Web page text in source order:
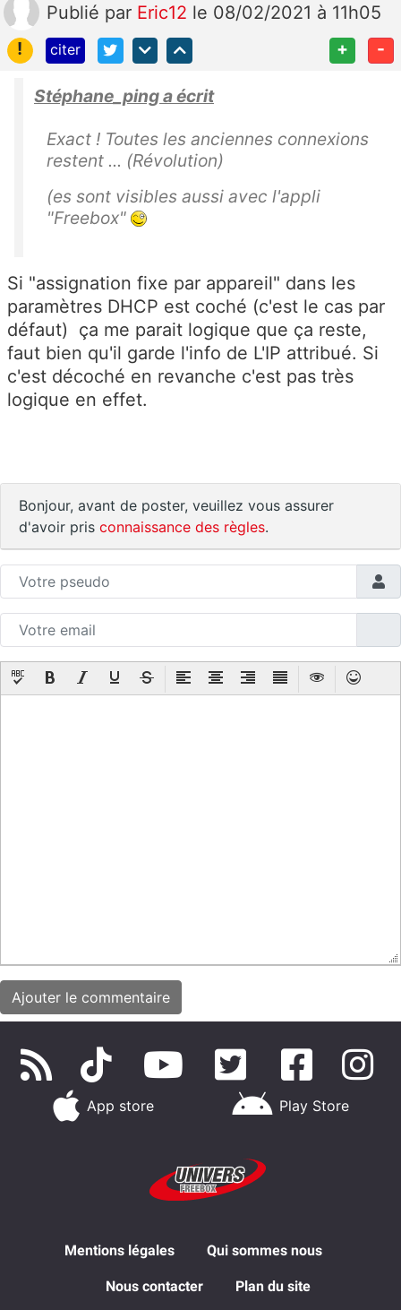
Publié par Eric12 le 08/02/2021 à 11h05
!
citer + -
Stéphane_ping a écrit
Exact ! Toutes les anciennes connexions
restent ... (Révolution)
(es sont visibles aussi avec l'appli
"Freebox"
Si "assignation fixe par appareil" dans les
paramètres DHCP est coché (c'est le cas par
défaut) ça me parait logique que ça reste,
faut bien qu'il garde l'info de L'IP attribué. Si
c'est décoché en revanche c'est pas très
logique en effet.
Bonjour, avant de poster, veuillez vous assurer
d'avoir pris connaissance des règles.
App store Play Store
Mentions légales Qui sommes nous
Nous contacter Plan du site